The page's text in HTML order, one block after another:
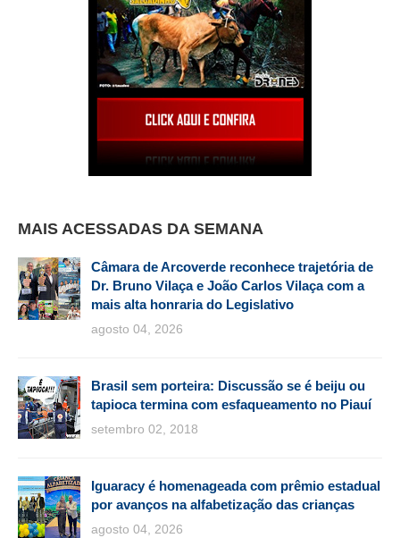
MAIS ACESSADAS DA SEMANA
Câmara de Arcoverde reconhece trajetória de
Dr. Bruno Vilaça e João Carlos Vilaça com a
mais alta honraria do Legislativo
agosto 04, 2026
Brasil sem porteira: Discussão se é beiju ou
tapioca termina com esfaqueamento no Piauí
setembro 02, 2018
Iguaracy é homenageada com prêmio estadual
por avanços na alfabetização das crianças
agosto 04, 2026